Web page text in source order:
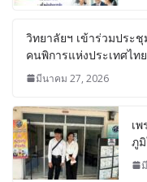
วิทยาลัยฯ เข้าร่วมประ
คนพิการแห่งประเทศไท
มีนาคม 27, 2026
เ
ภูมิ